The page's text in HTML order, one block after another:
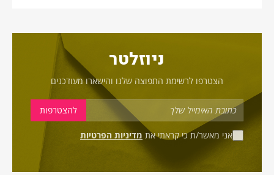
ניוזלטר
הצטרפו לרשימת התפוצה שלנו והישארו מעודכנים
אני מאשר/ת כי קראתי את מדיניות הפרטיות